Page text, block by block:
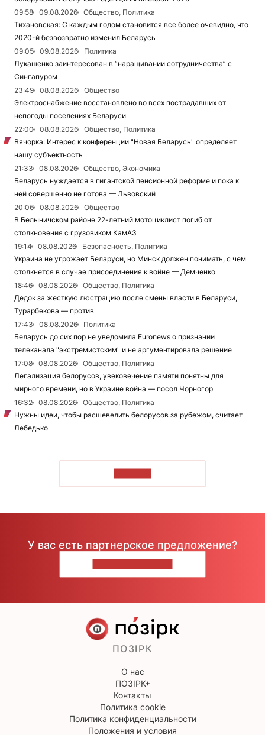
09:58
09.08.2026
Общество, Политика
Тихановская: С каждым годом становится все более очевидно, что
2020-й безвозвратно изменил Беларусь
09:05
09.08.2026
Политика
Лукашенко заинтересован в “наращивании сотрудничества” с
Сингапуром
23:49
08.08.2026
Общество
Электроснабжение восстановлено во всех пострадавших от
непогоды поселениях Беларуси
22:00
08.08.2026
Общество, Политика
Вячорка: Интерес к конференции "Новая Беларусь" определяет
нашу субъектность
21:33
08.08.2026
Общество, Экономика
Беларусь нуждается в гигантской пенсионной реформе и пока к
ней совершенно не готова — Львовский
20:06
08.08.2026
Общество
В Белыничском районе 22-летний мотоциклист погиб от
столкновения с грузовиком КамАЗ
19:14
08.08.2026
Безопасность, Политика
Украина не угрожает Беларуси, но Минск должен понимать, с чем
столкнется в случае присоединения к войне — Демченко
18:46
08.08.2026
Общество, Политика
Дедок за жесткую люстрацию после смены власти в Беларуси,
Турарбекова — против
17:43
08.08.2026
Политика
Беларусь до сих пор не уведомила Euronews о признании
телеканала "экстремистским" и не аргументировала решение
17:08
08.08.2026
Общество, Политика
Легализация белорусов, увековечение памяти понятны для
мирного времени, но в Украине война — посол Чорногор
16:32
08.08.2026
Общество, Политика
Нужны идеи, чтобы расшевелить белорусов за рубежом, считает
Лебедько
У вас есть партнерское предложение?
ПОЗІРК
О нас
ПОЗІРК+
Контакты
Политика cookie
Политика конфиденциальности
Положения и условия